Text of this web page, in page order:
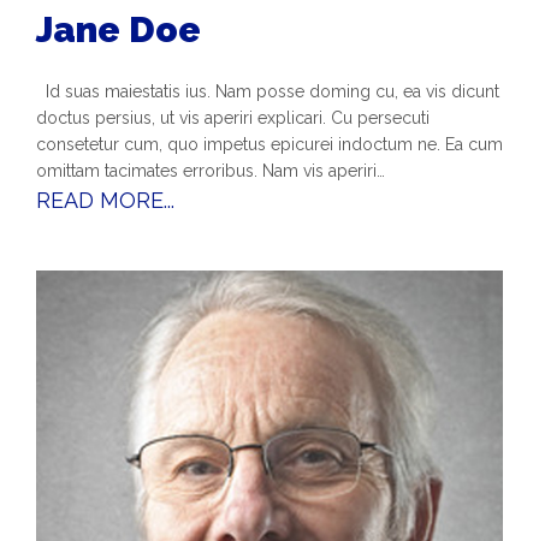
Jane Doe
Id suas maiestatis ius. Nam posse doming cu, ea vis dicunt
doctus persius, ut vis aperiri explicari. Cu persecuti
consetetur cum, quo impetus epicurei indoctum ne. Ea cum
omittam tacimates erroribus. Nam vis aperiri…
READ MORE...